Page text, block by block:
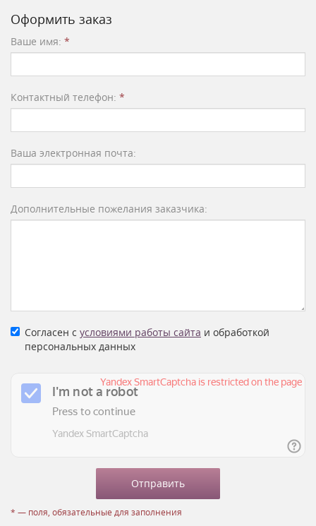
Оформить заказ
Ваше имя: *
Контактный телефон: *
Ваша электронная почта:
Дополнительные пожелания заказчика:
Согласен с условиями работы сайта и обработкой
персональных данных
* — поля, обязательные для заполнения